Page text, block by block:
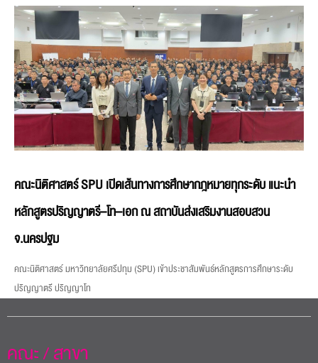
คณะนิติศาสตร์ SPU เปิดเส้นทางการศึกษากฎหมายทุกระดับ แนะนำ
หลักสูตรปริญญาตรี–โท–เอก ณ สถาบันส่งเสริมงานสอบสวน
จ.นครปฐม
คณะนิติศาสตร์ มหาวิทยาลัยศรีปทุม (SPU) เข้าประชาสัมพันธ์หลักสูตรการศึกษาระดับ
ปริญญาตรี ปริญญาโท
คณะ / สาขา